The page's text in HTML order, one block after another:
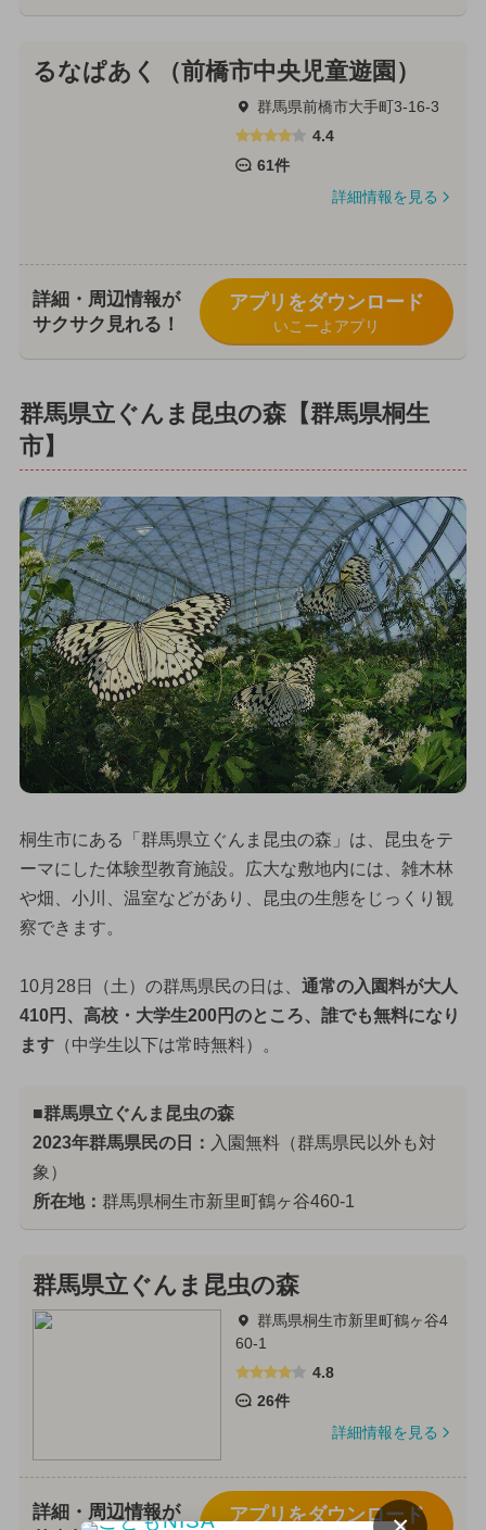
るなぱあく（前橋市中央児童遊園）
群馬県前橋市大手町3-16-3
4.4
61件
詳細情報を見る
詳細・周辺情報が
サクサク見れる！
アプリをダウンロード
いこーよアプリ
群馬県立ぐんま昆虫の森【群馬県桐生
市】
桐生市にある「群馬県立ぐんま昆虫の森」は、昆虫をテ
ーマにした体験型教育施設。広大な敷地内には、雑木林
や畑、小川、温室などがあり、昆虫の生態をじっくり観
察できます。
10月28日（土）の群馬県民の日は、 通常の入園料が大人
410円、高校・大学生200円のところ、誰でも無料になり
ます（中学生以下は常時無料）。
■群馬県立ぐんま昆虫の森
2023年群馬県民の日： 入園無料（群馬県民以外も対
象）
所在地： 群馬県桐生市新里町鶴ヶ谷460-1
群馬県立ぐんま昆虫の森
群馬県桐生市新里町鶴ヶ谷4
60-1
4.8
26件
詳細情報を見る
詳細・周辺情報が
アプリをダウンロード